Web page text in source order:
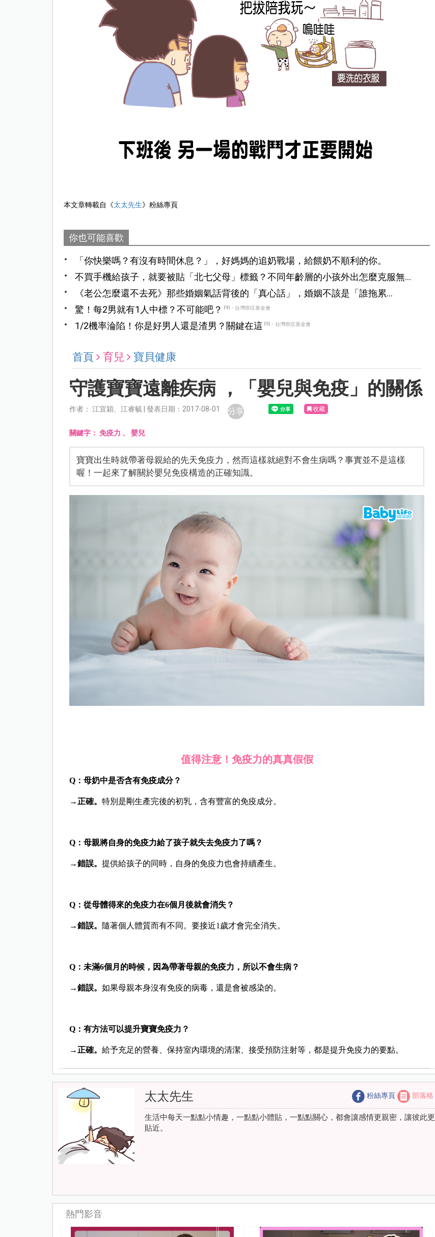
本文章轉載自《太太先生》粉絲專頁
你也可能喜歡
「你快樂嗎？有沒有時間休息？」，好媽媽的追奶戰場，給餵奶不順利的你。
不買手機給孩子，就要被貼「北七父母」標籤？不同年齡層的小孩外出怎麼克服無
聊？
《老公怎麼還不去死》那些婚姻氣話背後的「真心話」，婚姻不該是「誰拖累
誰」，而是「我們怎麼並肩走下去」。
驚！每2男就有1人中標？不可能吧？ PR・台灣癌症基金會
1/2機率淪陷！你是好男人還是渣男？關鍵在這 PR・台灣癌症基金會
首頁 育兒 寶貝健康
守護寶寶遠離疾病 ，「嬰兒與免疫」的關係
作者： 江宜穎、江睿毓 | 發表日期：2017-08-01 分享 收藏
關鍵字：免疫力 、嬰兒
寶寶出生時就帶著母親給的先天免疫力，然而這樣就絕對不會生病嗎？事實並不是這樣
喔！一起來了解關於嬰兒免疫構造的正確知識。
值得注意！免疫力的真真假假
Q：母奶中是否含有免疫成分？
→ 正確。特別是剛生產完後的初乳，含有豐富的免疫成分。
Q：母親將自身的免疫力給了孩子就失去免疫力了嗎？
→錯誤。提供給孩子的同時，自身的免疫力也會持續產生。
Q：從母體得來的免疫力在6個月後就會消失？
→錯誤。 隨著個人體質而有不同。要接近1歲才會完全消失。
Q：未滿6個月的時候，因為帶著母親的免疫力，所以不會生病？
→錯誤。如果母親本身沒有免疫的病毒，還是會被感染的。
Q：有方法可以提升寶寶免疫力？
→ 正確。給予充足的營養、保持室內環境的清潔、接受預防注射等，都是提升免疫力的要點。
太太先生 粉絲專頁 部落格
生活中每天一點點小情趣，一點點小體貼，一點點關心，都會讓感情更親密，讓彼此更
貼近。
熱門影音